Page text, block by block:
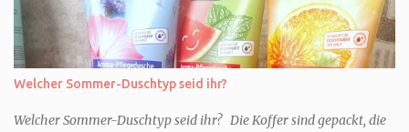
Welcher Sommer-Duschtyp seid ihr?
Welcher Sommer-Duschtyp seid ihr? Die Koffer sind gepackt, die